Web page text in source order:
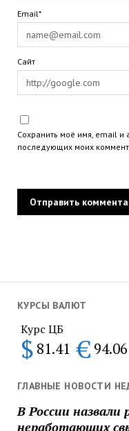
КУРСЫ ВАЛЮТ
Курс ЦБ
$ 81.41 € 94.06
ГЛАВНЫЕ НОВОСТИ
В России назвали
неработающих
Email*
Сайт
Сохранить моё имя, email и
последующих моих